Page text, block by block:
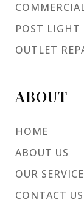
POST
OUTLET
ABOUT
HOME
ABOUT US
OUR
CONTACT US